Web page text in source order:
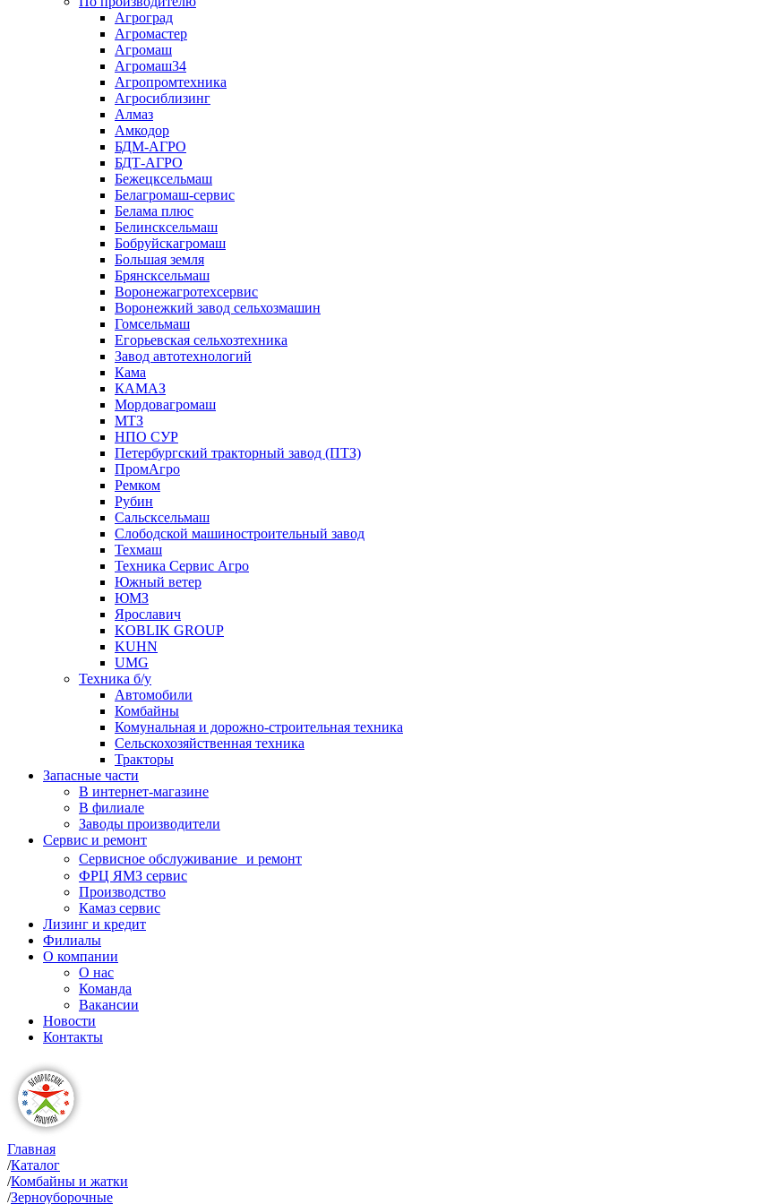
Агроград
Агромастер
Агромаш
Агромаш34
Агропромтехника
Агросиблизинг
Алмаз
Амкодор
БДМ-АГРО
БДТ-АГРО
Бежецксельмаш
Белагромаш-сервис
Белама плюс
Белинсксельмаш
Бобруйскагромаш
Большая земля
Брянсксельмаш
Воронежагротехсервис
Воронежкий завод сельхозмашин
Гомсельмаш
Егорьевская сельхозтехника
Завод автотехнологий
Кама
КАМАЗ
Мордовагромаш
МТЗ
НПО СУР
Петербургский тракторный завод (ПТЗ)
ПромАгро
Ремком
Рубин
Сальскcельмаш
Слободской машиностроительный завод
Техмаш
Техника Сервис Агро
Южный ветер
ЮМЗ
Ярославич
KOBLIK GROUP
KUHN
UMG
Техника б/у
Автомобили
Комбайны
Комунальная и дорожно-строительная техника
Сельскохозяйственная техника
Тракторы
Запасные части
В интернет-магазине
В филиале
Заводы производители
Сервис и ремонт
Сервисное обслуживание и ремонт
ФРЦ ЯМЗ сервис
Производство
Камаз сервис
Лизинг и кредит
Филиалы
О компании
О нас
Команда
Вакансии
Новости
Контакты
Главная
/Каталог
/Комбайны и жатки
/Зерноуборочные